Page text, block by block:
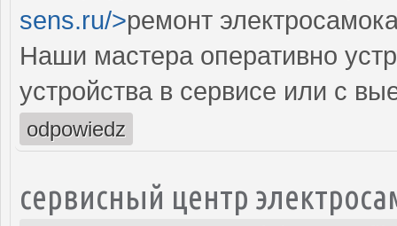
sens.ru/>ремонт
Наши мастера оперативно
устройства в сервисе или с
odpowiedz
сервисный центр